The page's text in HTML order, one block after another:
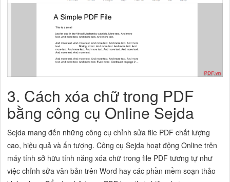
3. Cách xóa chữ trong PDF
bằng công cụ Online Sejda
Sejda mang đến những công cụ chỉnh sửa file PDF chất lượng
cao, hiệu quả và ấn tượng. Công cụ Sejda hoạt động Online trên
máy tính sở hữu tính năng xóa chữ trong file PDF tương tự như
việc chỉnh sửa văn bản trên Word hay các phần mềm soạn thảo